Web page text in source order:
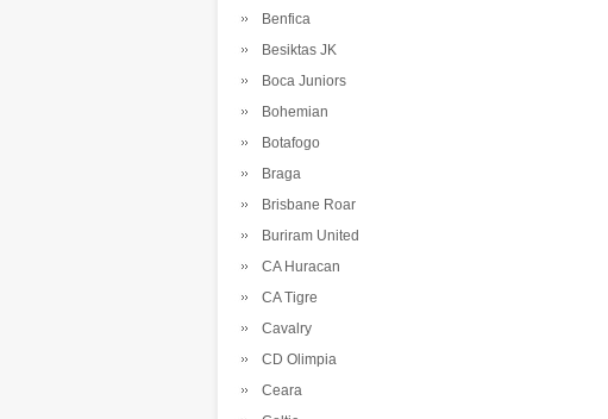
Benfica
Besiktas JK
Boca Juniors
Bohemian
Botafogo
Braga
Brisbane Roar
Buriram United
CA Huracan
CA Tigre
Cavalry
CD Olimpia
Ceara